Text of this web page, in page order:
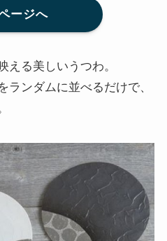
ージへ
える美しいうつわ。
ランダムに並べるだけで、